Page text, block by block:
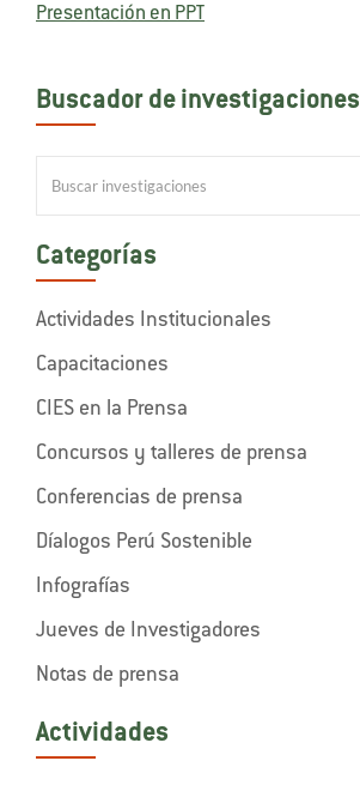
Presentación en PPT
Buscador de investigaciones
Categorías
Actividades Institucionales
Capacitaciones
CIES en la Prensa
Concursos y talleres de prensa
Conferencias de prensa
Díalogos Perú Sostenible
Infografías
Jueves de Investigadores
Notas de prensa
Actividades